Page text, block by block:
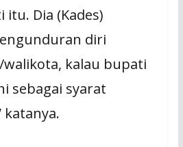
Dia (Kades)
diri
kalau bupati
sebagai syarat
katanya.